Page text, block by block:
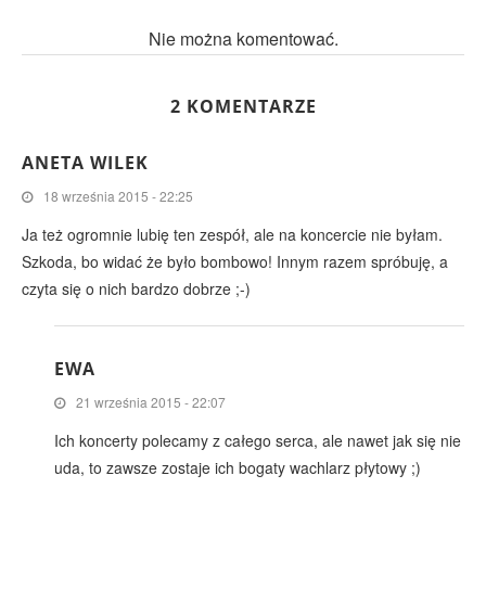
Nie można komentować.
2 KOMENTARZE
ANETA WILEK
18 września 2015 - 22:25
Ja też ogromnie lubię ten zespół, ale na koncercie nie byłam.
Szkoda, bo widać że było bombowo! Innym razem spróbuję, a
czyta się o nich bardzo dobrze ;-)
EWA
21 września 2015 - 22:07
Ich koncerty polecamy z całego serca, ale nawet jak się nie
uda, to zawsze zostaje ich bogaty wachlarz płytowy ;)